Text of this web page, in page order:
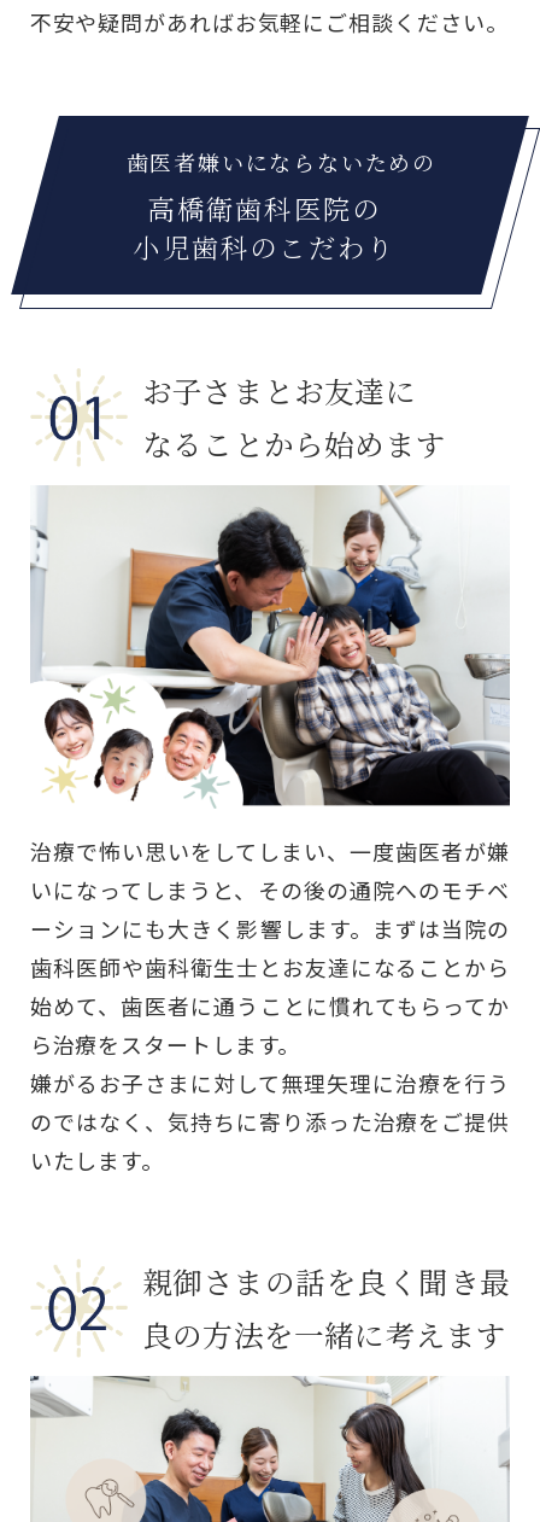
不安や疑問があればお気軽にご相談ください。
歯医者嫌いにならないための
高橋衛歯科医院の
小児歯科のこだわり
お子さまとお友達に
なることから始めます
治療で怖い思いをしてしまい、一度歯医者が嫌
いになってしまうと、その後の通院へのモチベ
ーションにも大きく影響します。まずは当院の
歯科医師や歯科衛生士とお友達になることから
始めて、歯医者に通うことに慣れてもらってか
ら治療をスタートします。
嫌がるお子さまに対して無理矢理に治療を行う
のではなく、気持ちに寄り添った治療をご提供
いたします。
親御さまの話を良く聞き最
良の方法を一緒に考えます